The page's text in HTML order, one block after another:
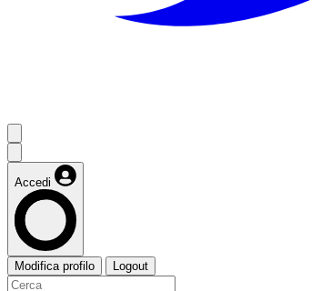
Accedi
Modifica profilo Logout